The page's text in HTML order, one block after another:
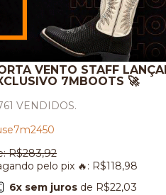
VENTO STAFF
7MBOOTS 🚀
VENDIDOS.
R$283,92
pelo pix 🔥: R$118,98
6x sem jurosde R$22,03